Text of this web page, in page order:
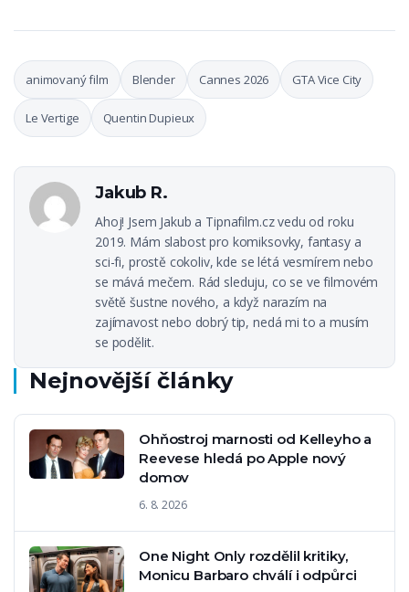
animovaný film Blender Cannes 2026 GTA Vice City
Le Vertige Quentin Dupieux
Jakub R.
Ahoj! Jsem Jakub a Tipnafilm.cz vedu od roku
2019. Mám slabost pro komiksovky, fantasy a
sci-fi, prostě cokoliv, kde se létá vesmírem nebo
se mává mečem. Rád sleduju, co se ve filmovém
světě šustne nového, a když narazím na
zajímavost nebo dobrý tip, nedá mi to a musím
se podělit.
Nejnovější články
Ohňostroj marnosti od Kelleyho a
Reevese hledá po Apple nový
domov
6. 8. 2026
One Night Only rozdělil kritiky,
Monicu Barbaro chválí i odpůrci